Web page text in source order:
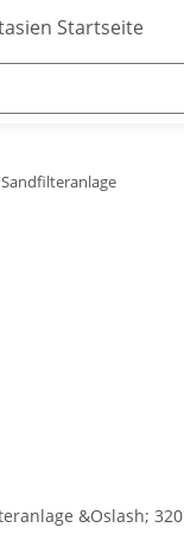
Sandfilteranlage